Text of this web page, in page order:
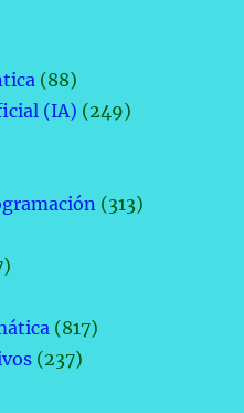
(88)
(IA) (249)
(313)
(817)
(237)